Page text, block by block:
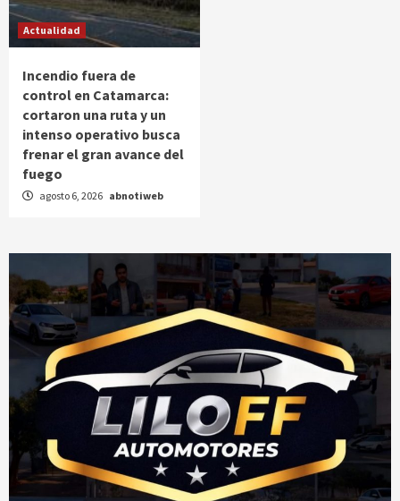
Actualidad
Incendio fuera de
control en Catamarca:
cortaron una ruta y un
intenso operativo busca
frenar el gran avance del
fuego
agosto 6, 2026 abnotiweb